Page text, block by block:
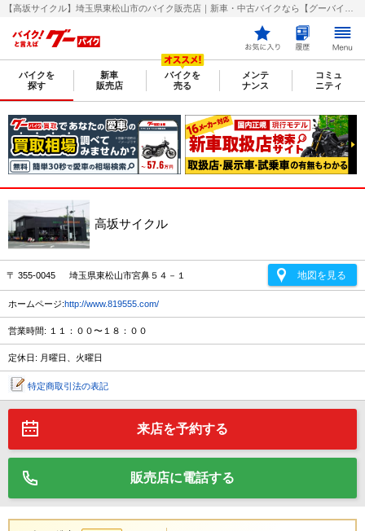
バイクを
探す
新車
販売店
バイクを
売る
メンテ
ナンス
コミュ
ニティ
高坂サイクル
〒 355-0045 埼玉県東松山市宮鼻５４－１ 地図を見る
ホームページ:http://www.819555.com/
営業時間: １１：００〜１８：００
定休日: 月曜日、火曜日
特定商取引法の表記
来店を予約する
販売店に電話する